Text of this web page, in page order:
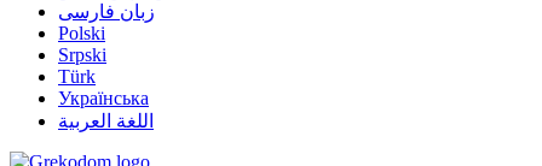
زبان فارسی
Polski
Srpski
Türk
Українська
اللغة العربية